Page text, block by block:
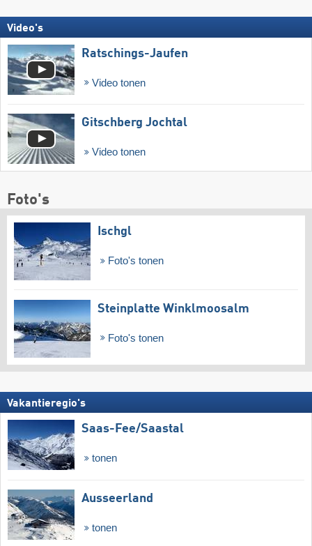
Video's
Ratschings-Jaufen
Video tonen
Gitschberg Jochtal
Video tonen
Foto's
Ischgl
Foto's tonen
Steinplatte Winklmoosalm
Foto's tonen
Vakantieregio's
Saas-Fee/​Saastal
tonen
Ausseerland
tonen